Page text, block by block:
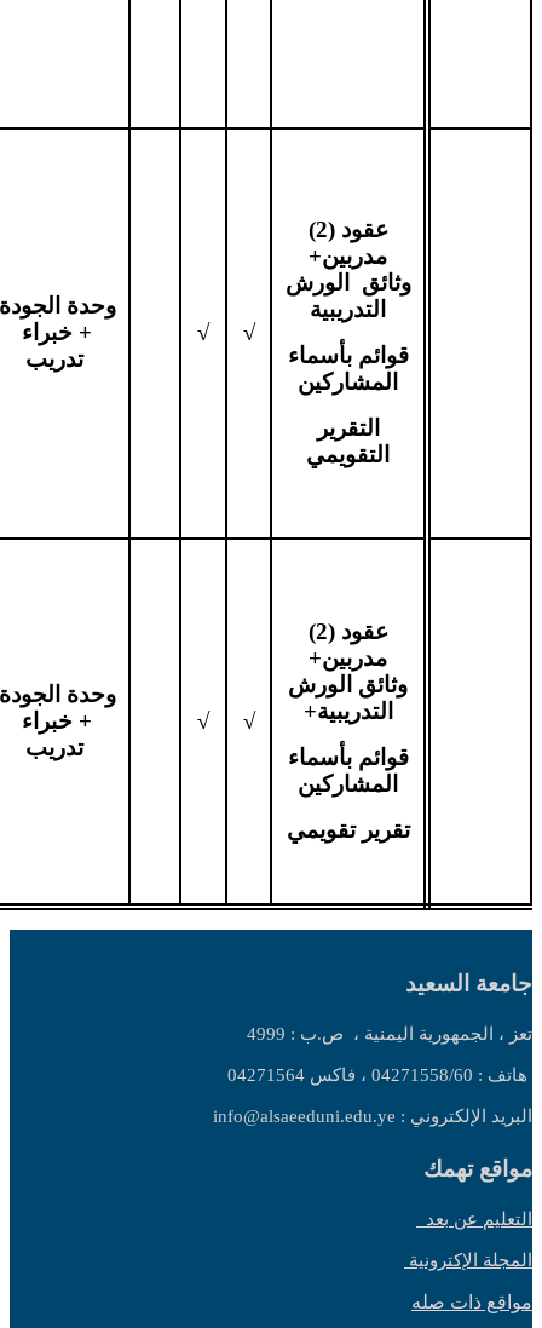
عقود (2)
مدربين+
وثائق الورش
التدريبية
قوائم بأسماء
المشاركين
التقرير
التقويمي
√
√
وحدة
+ خبراء
تدريب
عقود (2)
مدربين+
وثائق الورش
التدريبية+
قوائم بأسماء
المشاركين
تقرير تقويمي
√
√
وحدة
+ خبراء
تدريب
جامعة السعيد
تعز ، الجمهورية اليمنية ، ص.ب : 4999
هاتف : 04271558/60 ، فاكس 04271564
البريد الإلكتروني : info@alsaeeduni.edu.ye
مواقع تهمك
التعليم عن بعد
المجلة الإكترونية
مواقع ذات صله